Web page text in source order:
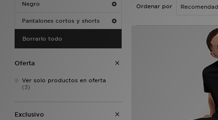
Negro
Pantalones cortos y shorts
Borrarlo todo
Oferta
Ver solo productos en oferta
(3)
Exclusivo
Ordenar por